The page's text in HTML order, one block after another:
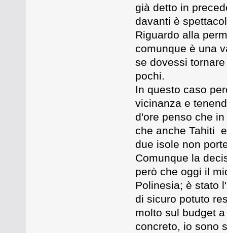
già detto in
davanti è
Riguardo alla
comunque è una
se dovessi
pochi.
In questo caso
vicinanza e
d'ore penso che
che anche Tahiti
due isole non
Comunque la
però che oggi il
Polinesia; è stato
di sicuro potuto
molto sul budget
concreto, io sono